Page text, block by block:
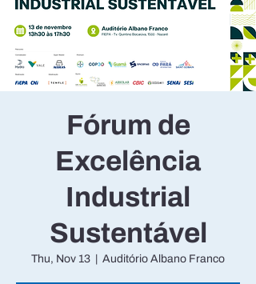
Fórum de
Excelência
Industrial
Sustentável
Thu, Nov 13 Auditório Albano Franco